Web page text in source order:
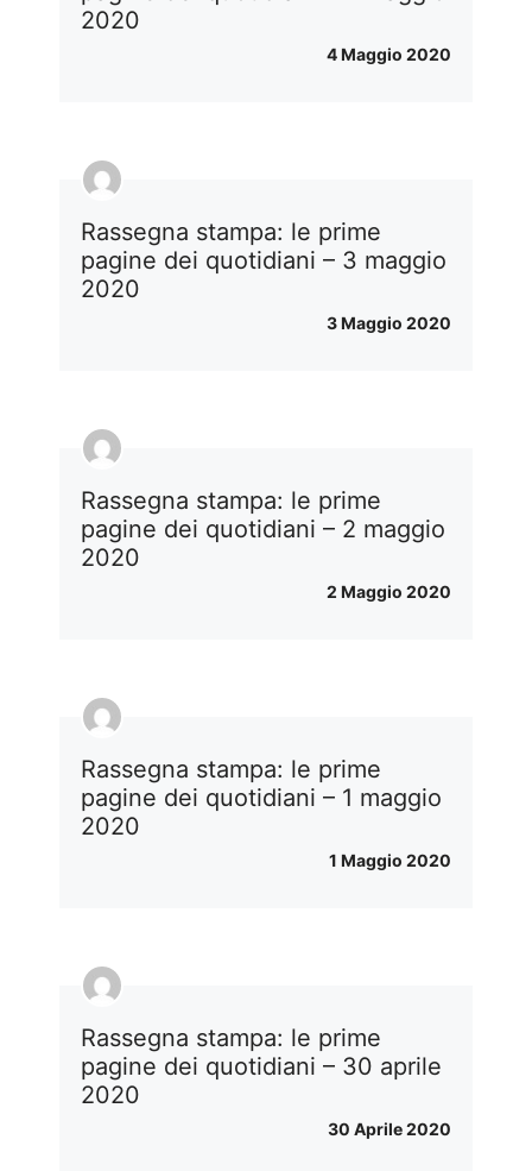
2020
4 Maggio 2020
Rassegna stampa: le prime
pagine dei quotidiani – 3 maggio
2020
3 Maggio 2020
Rassegna stampa: le prime
pagine dei quotidiani – 2 maggio
2020
2 Maggio 2020
Rassegna stampa: le prime
pagine dei quotidiani – 1 maggio
2020
1 Maggio 2020
Rassegna stampa: le prime
pagine dei quotidiani – 30 aprile
2020
30 Aprile 2020